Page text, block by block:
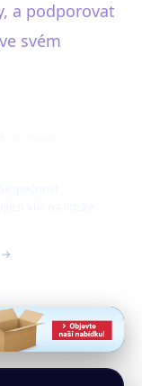
a podporovat
svém
→